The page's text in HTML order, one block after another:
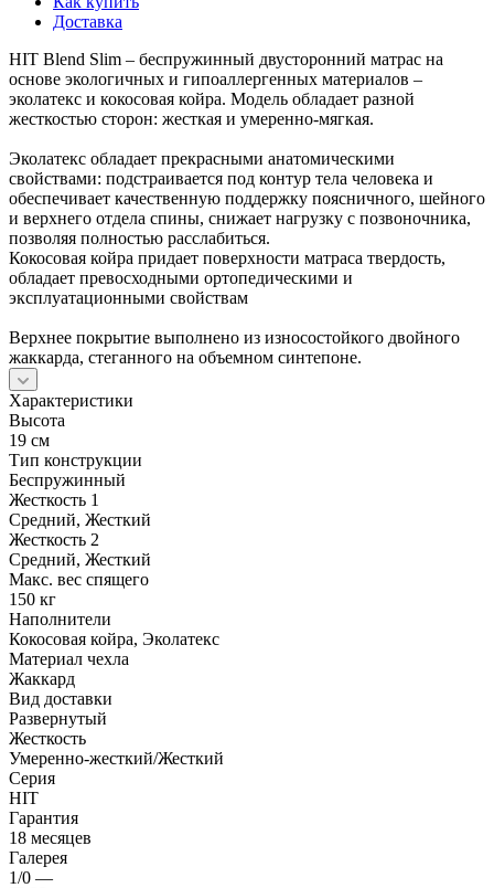
Доставка
HIT Blend Slim – беспружинный двусторонний матрас на
основе экологичных и гипоаллергенных материалов –
эколатекс и кокосовая койра. Модель обладает разной
жесткостью сторон: жесткая и умеренно-мягкая.
Эколатекс обладает прекрасными анатомическими
свойствами: подстраивается под контур тела человека и
обеспечивает качественную поддержку поясничного, шейного
и верхнего отдела спины, снижает нагрузку с позвоночника,
позволяя полностью расслабиться.
Кокосовая койра придает поверхности матраса твердость,
обладает превосходными ортопедическими и
эксплуатационными свойствам
Верхнее покрытие выполнено из износостойкого двойного
жаккарда, стеганного на объемном синтепоне.
Характеристики
Высота
19 см
Тип конструкции
Беспружинный
Жесткость 1
Средний, Жесткий
Жесткость 2
Средний, Жесткий
Макс. вес спящего
150 кг
Наполнители
Кокосовая койра, Эколатекс
Материал чехла
Жаккард
Вид доставки
Развернутый
Жесткость
Умеренно-жесткий/Жесткий
Серия
HIT
Гарантия
18 месяцев
Галерея
1/0 —